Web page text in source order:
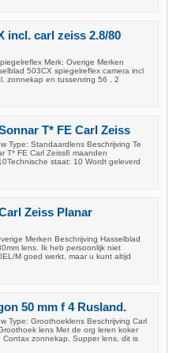
incl. carl zeiss 2.8/80
Merk: Overige Merken
503CX spiegelreflex camera incl
zonnekap en tussenring 56 . 2
T* FE Carl Zeiss
Type: Standaardlens Beschrijving Te
T* FE Carl Zeiss6 maanden
staat: 10 Wordt geleverd
Zeiss Planar
Merken Beschrijving Hasselblad
lens. Ik heb persoonlijk niet
M goed werkt, maar u kunt altijd
50 mm f 4 Rusland.
Type: Groothoeklens Beschrijving Carl
lens Met de org leren koker
Contax zonnekap. Supper lens, dit is